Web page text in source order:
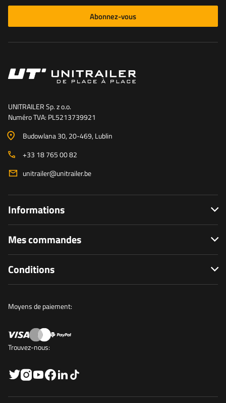
Abonnez-vous
UNITRAILER Sp. z o.o.
Numéro TVA: PL5213739921
Budowlana 30, 20-469, Lublin
+33 18 765 00 82
unitrailer@unitrailer.be
Informations
Mes commandes
Conditions
Moyens de paiement:
Trouvez-nous: